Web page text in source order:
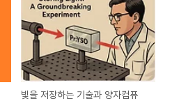
빛을 저장하는 기술과 양자컴퓨